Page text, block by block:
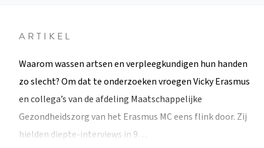
ARTIKEL
Waarom wassen artsen en verpleegkundigen hun handen
zo slecht? Om dat te onderzoeken vroegen Vicky Erasmus
en collega’s van de afdeling Maatschappelijke
Gezondheidszorg van het Erasmus MC eens flink door. Zij
hielden diepte-interviews in 9…